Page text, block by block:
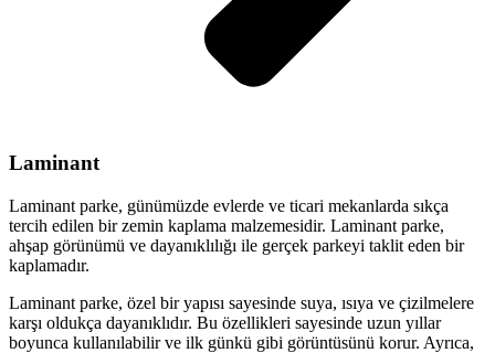
Laminant
Laminant parke, günümüzde evlerde ve ticari mekanlarda sıkça
tercih edilen bir zemin kaplama malzemesidir. Laminant parke,
ahşap görünümü ve dayanıklılığı ile gerçek parkeyi taklit eden bir
kaplamadır.
Laminant parke, özel bir yapısı sayesinde suya, ısıya ve çizilmelere
karşı oldukça dayanıklıdır. Bu özellikleri sayesinde uzun yıllar
boyunca kullanılabilir ve ilk günkü gibi görüntüsünü korur. Ayrıca,